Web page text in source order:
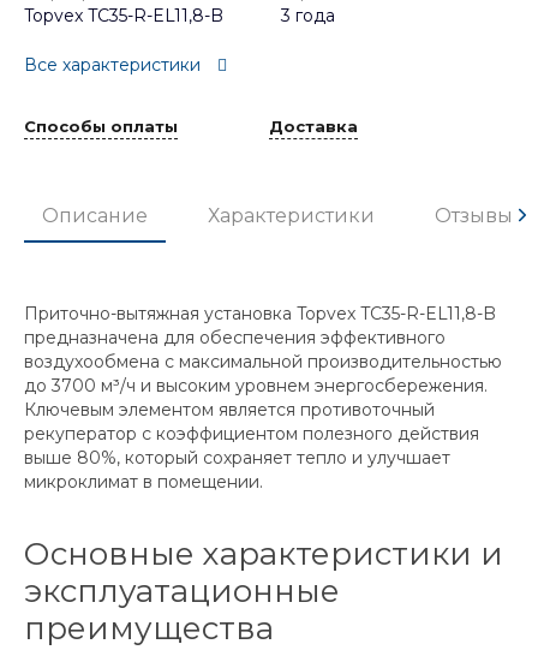
Topvex TC35-R-EL11,8-B
3 года
Все характеристики
Способы оплаты Доставка
Описание Характеристики Отзывы
Приточно-вытяжная установка Topvex TC35-R-EL11,8-B
предназначена для обеспечения эффективного
воздухообмена с максимальной производительностью
до 3700 м³/ч и высоким уровнем энергосбережения.
Ключевым элементом является противоточный
рекуператор с коэффициентом полезного действия
выше 80%, который сохраняет тепло и улучшает
микроклимат в помещении.
Основные характеристики и
эксплуатационные
преимущества